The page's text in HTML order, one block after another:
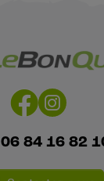
06 84 16 82